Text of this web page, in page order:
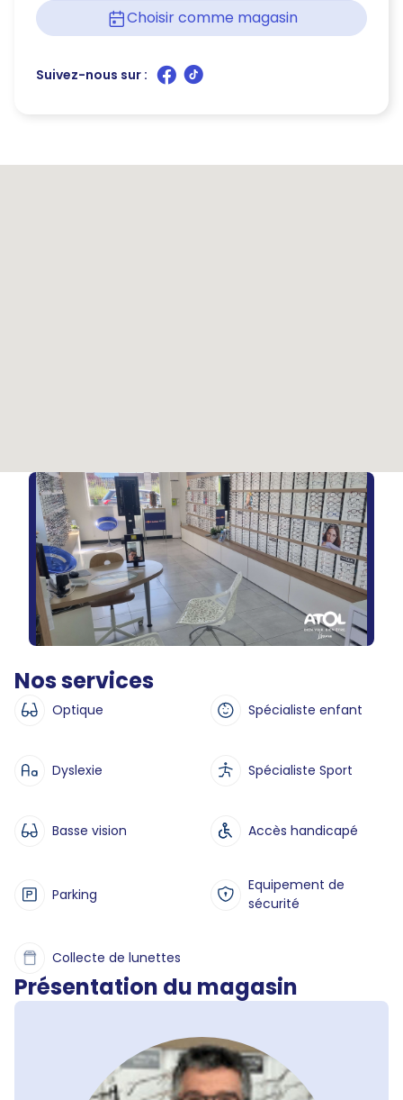
Choisir comme magasin
Suivez-nous sur :
Nos services
Optique Spécialiste enfant
Dyslexie Spécialiste Sport
Basse vision Accès handicapé
Parking
Equipement de
sécurité
Collecte de lunettes
Présentation du magasin